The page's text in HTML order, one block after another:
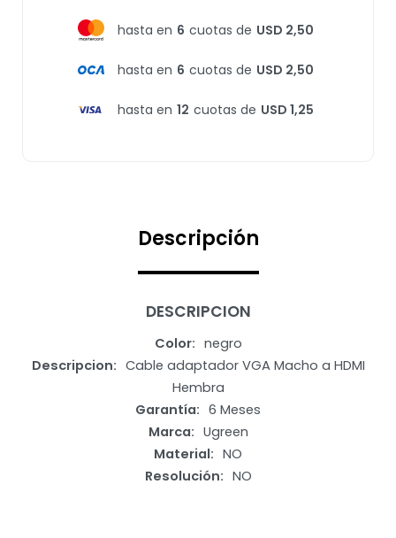
hasta en 6 cuotas de USD 2,50
hasta en 6 cuotas de USD 2,50
hasta en 12 cuotas de USD 1,25
Descripción
DESCRIPCION
Color
negro
Descripcion
Cable adaptador VGA Macho a HDMI
Hembra
Garantía
6 Meses
Marca
Ugreen
Material
NO
Resolución
NO